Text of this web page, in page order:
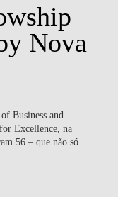
Nova
Business and
Excellence, na
56 – que não só